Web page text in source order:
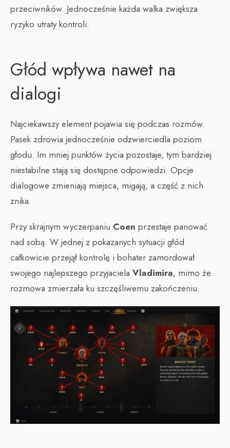
przeciwników. Jednocześnie każda walka zwiększa
ryzyko utraty kontroli.
Głód wpływa nawet na
dialogi
Najciekawszy element pojawia się podczas rozmów.
Pasek zdrowia jednocześnie odzwierciedla poziom
głodu. Im mniej punktów życia pozostaje, tym bardziej
niestabilne stają się dostępne odpowiedzi. Opcje
dialogowe zmieniają miejsca, migają, a część z nich
znika.
Przy skrajnym wyczerpaniu Coen przestaje panować
nad sobą. W jednej z pokazanych sytuacji głód
całkowicie przejął kontrolę i bohater zamordował
swojego najlepszego przyjaciela Vladimira, mimo że
rozmowa zmierzała ku szczęśliwemu zakończeniu.